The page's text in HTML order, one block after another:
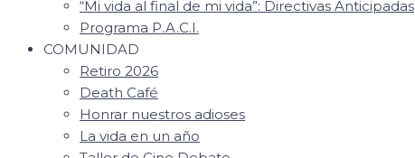
“Mi vida al final de mi vida”: Directivas Anticipadas
Programa P.A.C.I.
COMUNIDAD
Retiro 2026
Death Café
Honrar nuestros adioses
La vida en un año